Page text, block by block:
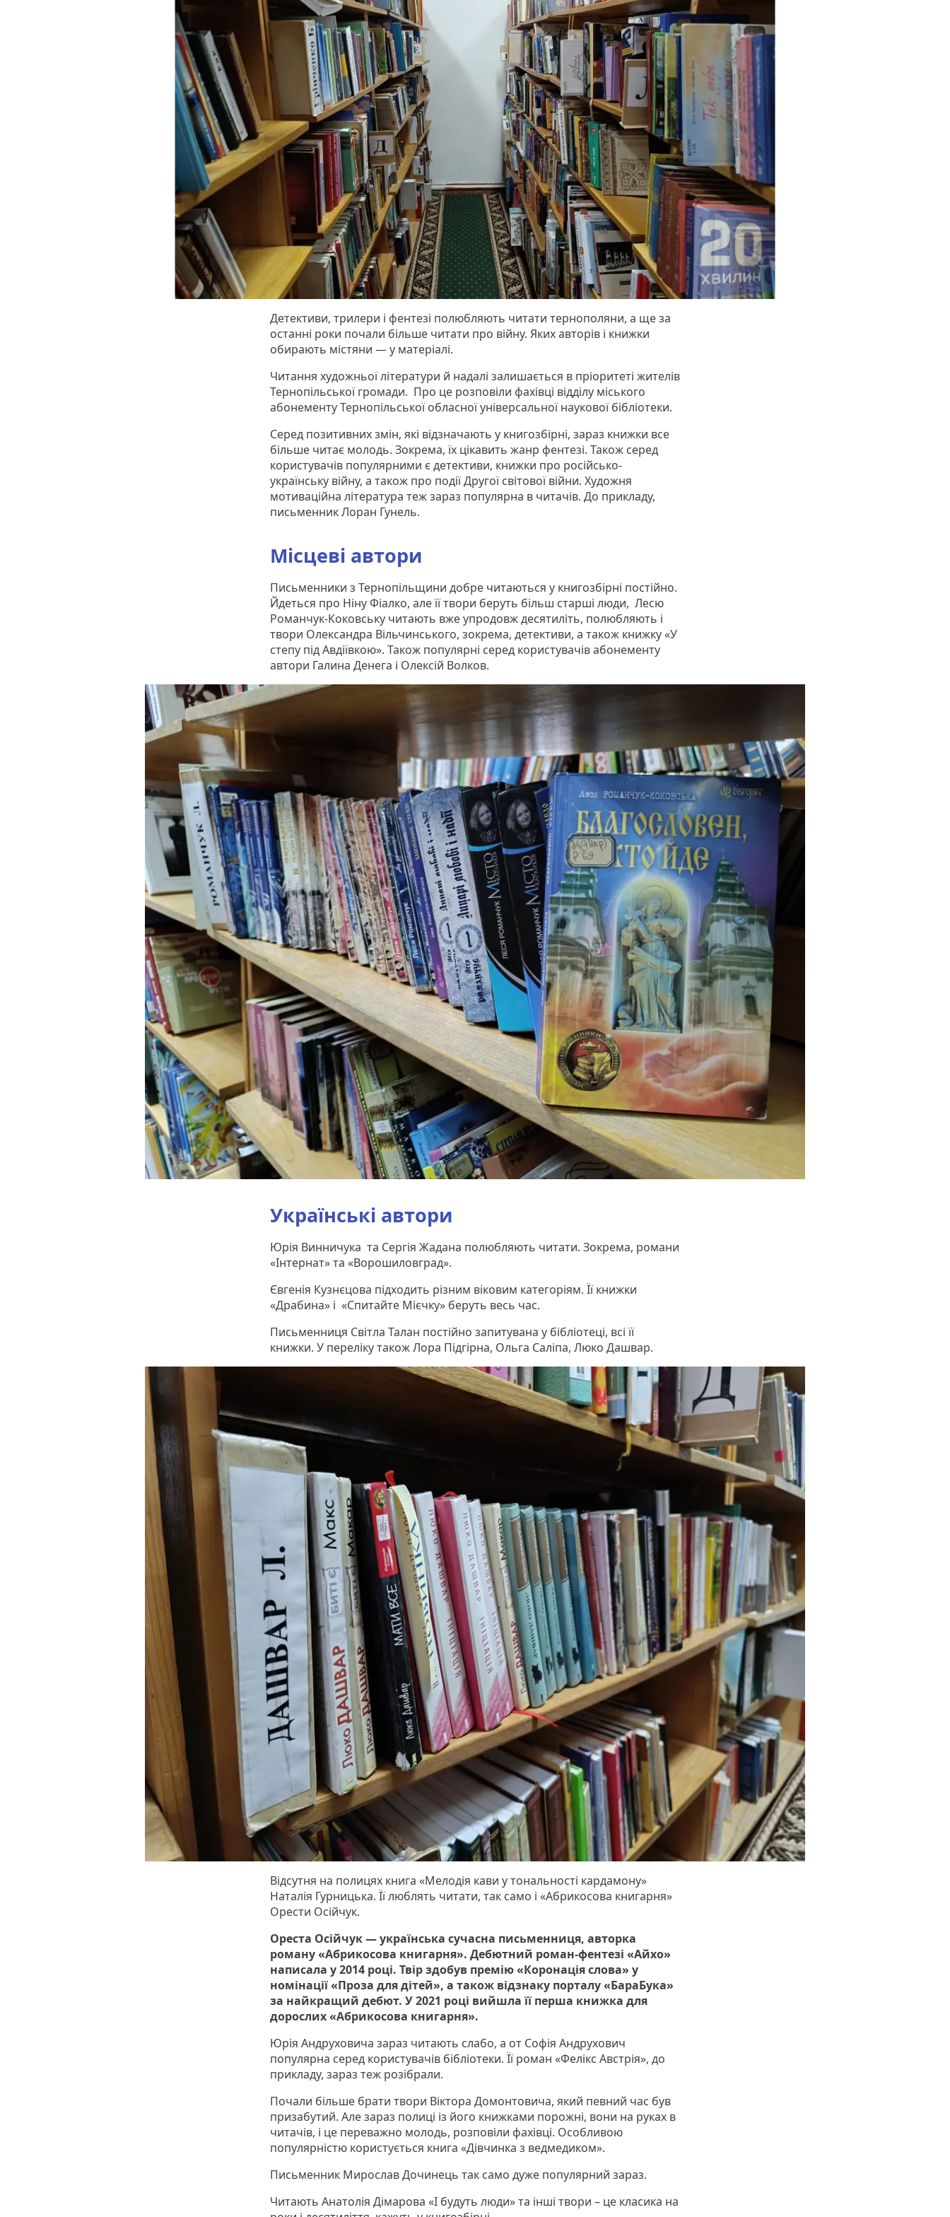
Детективи, трилери і фентезі полюбляють читати тернополяни, а ще за
останні роки почали більше читати про війну. Яких авторів і книжки
обирають містяни — у матеріалі.
Читання художньої літератури й надалі залишається в пріоритеті жителів
Тернопільської громади. Про це розповіли фахівці відділу міського
абонементу Тернопільської обласної універсальної наукової бібліотеки.
Серед позитивних змін, які відзначають у книгозбірні, зараз книжки все
більше читає молодь. Зокрема, їх цікавить жанр фентезі. Також серед
користувачів популярними є детективи, книжки про російсько-
українську війну, а також про події Другої світової війни. Художня
мотиваційна література теж зараз популярна в читачів. До прикладу,
письменник Лоран Гунель.
Місцеві автори
Письменники з Тернопільщини добре читаються у книгозбірні постійно.
Йдеться про Ніну Фіалко, але її твори беруть більш старші люди, Лесю
Романчук-Коковську читають вже упродовж десятиліть, полюбляють і
твори Олександра Вільчинського, зокрема, детективи, а також книжку «У
степу під Авдіївкою». Також популярні серед користувачів абонементу
автори Галина Денега і Олексій Волков.
Українські автори
Юрія Винничука та Сергія Жадана полюбляють читати. Зокрема, романи
«Інтернат» та «Ворошиловград».
Євгенія Кузнєцова підходить різним віковим категоріям. Її книжки
«Драбина» і «Спитайте Мієчку» беруть весь час.
Письменниця Світла Талан постійно запитувана у бібліотеці, всі її
книжки. У переліку також Лора Підгірна, Ольга Саліпа, Люко Дашвар.
Відсутня на полицях книга «Мелодія кави у тональності кардамону»
Наталія Гурницька. Її люблять читати, так само і «Абрикосова книгарня»
Орести Осійчук.
Ореста Осійчук — українська сучасна письменниця, авторка
роману «Абрикосова книгарня». Дебютний роман-фентезі «Айхо»
написала у 2014 році. Твір здобув премію «Коронація слова» у
номінації «Проза для дітей», а також відзнаку порталу «БараБука»
за найкращий дебют. У 2021 році вийшла її перша книжка для
дорослих «Абрикосова книгарня».
Юрія Андруховича зараз читають слабо, а от Софія Андрухович
популярна серед користувачів бібліотеки. Її роман «Фелікс Австрія», до
прикладу, зараз теж розібрали.
Почали більше брати твори Віктора Домонтовича, який певний час був
призабутий. Але зараз полиці із його книжками порожні, вони на руках в
читачів, і це переважно молодь, розповіли фахівці. Особливою
популярністю користується книга «Дівчинка з ведмедиком».
Письменник Мирослав Дочинець так само дуже популярний зараз.
Читають Анатолія Дімарова «І будуть люди» та інші твори – це класика на